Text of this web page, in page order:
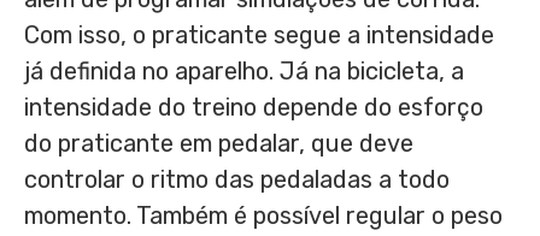
Com isso, o praticante segue a intensidade
já definida no aparelho. Já na bicicleta, a
intensidade do treino depende do esforço
do praticante em pedalar, que deve
controlar o ritmo das pedaladas a todo
momento. Também é possível regular o peso